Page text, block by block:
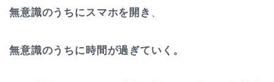
無意識のうちにスマホを開き 、
無意識のうちに時間が過ぎていく。